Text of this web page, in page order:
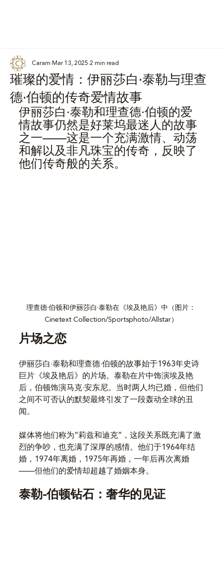
璀璨的爱情：伊丽莎白·泰勒与理查
德·伯顿的传奇爱情故事
Caram Mar 13, 2025 2 min read
伊丽莎白·泰勒和理查德·伯顿的爱
情故事仍然是好莱坞最迷人的故事
之一——这是一个充满激情、动荡
和解以及非凡珠宝的传奇，反映了
他们传奇般的关系。​
理查德·伯顿和伊丽莎白·泰勒在《埃及艳后》中（图片：
Cinetext Collection/Sportsphoto/Allstar）
片场之恋
伊丽莎白·泰勒和理查德·伯顿的故事始于1963年史诗
巨片《埃及艳后》的片场。泰勒在片中饰演埃及艳
后，伯顿饰演马克·安东尼。当时两人均已婚，但他们
之间不可否认的默契最终引发了一段轰动全球的丑
闻。
媒体将他们称为“莉兹和迪克”，这段关系既充满了激
烈的争吵，也充满了深厚的感情。他们于1964年结
婚，1974年离婚，1975年再婚，一年后再次离婚
——但他们的爱情却超越了婚姻本身。
泰勒-伯顿钻石：奢华的见证